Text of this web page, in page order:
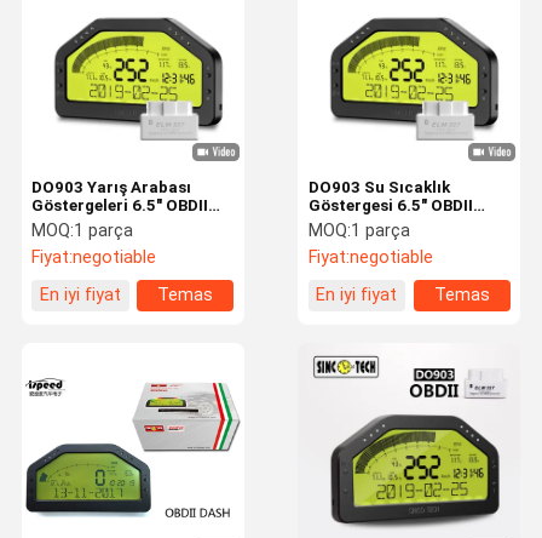
DO903 Su Sıcaklık
Göstergesi 6.5" OBDII
Multimetre Yarış Arabası
Panosu
MOQ:1 parça
Fiyat:negotiable
En iyi fiyat
Temas
DO903 Yarış Arabası
Göstergeleri 6.5" OBDII
Bluetooth Yarış Arabası
Panosu
MOQ:1 parça
Fiyat:negotiable
En iyi fiyat
Temas